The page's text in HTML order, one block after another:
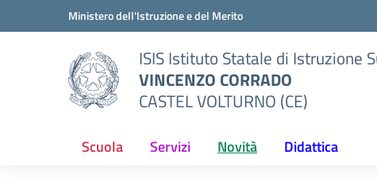
Vai ai contenuti
Vai al menu di navigazioneMinistero dell'Istruzione e del Merito
ISIS Istituto Statale di Istruzione
VINCENZO CORRADO
CASTEL VOLTURNO (CE)
Scuola Servizi Novità Didattica